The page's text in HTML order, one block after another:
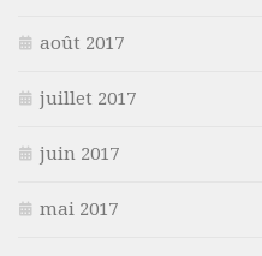
août 2017
juillet 2017
juin 2017
mai 2017